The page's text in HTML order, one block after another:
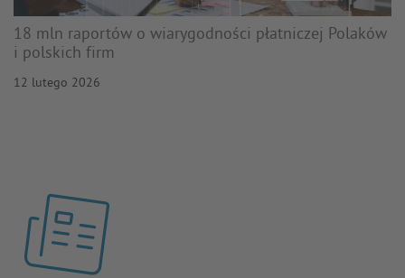
18 mln raportów o wiarygodności płatniczej Polaków
i polskich firm
12 lutego 2026